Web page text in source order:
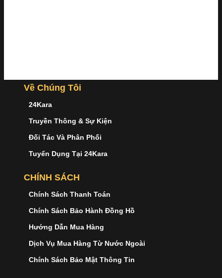
Về Chúng Tôi
24Kara
Truyền Thông & Sự Kiện
Đối Tác Và Phân Phối
Tuyển Dụng Tại 24Kara
CHÍNH SÁCH
Chính Sách Thanh Toán
Chính Sách Bảo Hành Đồng Hồ
Hướng Dẫn Mua Hàng
Dịch Vụ Mua Hàng Từ Nước Ngoài
Chính Sách Bảo Mật Thông Tin